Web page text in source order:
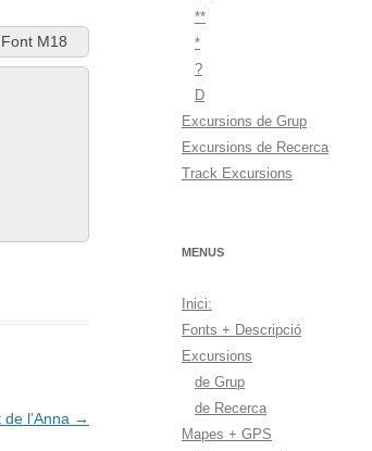
M18
l’Anna →
**
*
?
D
Excursions de Grup
Excursions de Recerca
Track Excursions
MENUS
Inici:
Fonts + Descripció
Excursions
de Grup
de Recerca
Mapes + GPS